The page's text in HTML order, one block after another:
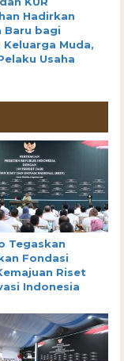
Hadirkan
Baru bagi
Keluarga Muda,
Usaha
Tegaskan
Fondasi
Riset
Indonesia